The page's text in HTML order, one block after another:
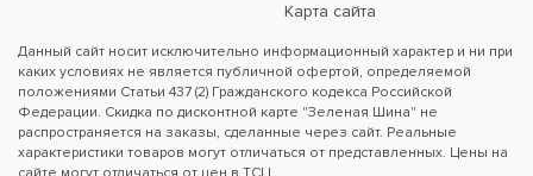
Карта сайта
Данный сайт носит исключительно информационный характер и ни при
каких условиях не является публичной офертой, определяемой
положениями Статьи 437 (2) Гражданского кодекса Российской
Федерации. Скидка по дисконтной карте "Зеленая Шина" не
распространяется на заказы, сделанные через сайт. Реальные
характеристики товаров могут отличаться от представленных. Цены на